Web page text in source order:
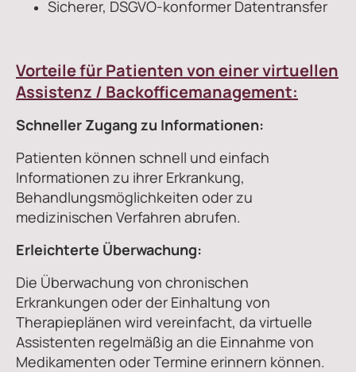
Sicherer, DSGVO-konformer Datentransfer
Vorteile für Patienten von einer virtuellen
Assistenz / Backofficemanagement:
Schneller Zugang zu Informationen:
Patienten können schnell und einfach
Informationen zu ihrer Erkrankung,
Behandlungsmöglichkeiten oder zu
medizinischen Verfahren abrufen.
Erleichterte Überwachung:
Die Überwachung von chronischen
Erkrankungen oder der Einhaltung von
Therapieplänen wird vereinfacht, da virtuelle
Assistenten regelmäßig an die Einnahme von
Medikamenten oder Termine erinnern können.